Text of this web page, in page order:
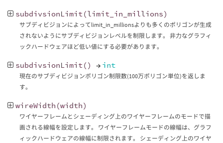
subdivsionLimit (limit_in_millions)
サブディビジョンによってlimit_in_millionsよりも多くのポリゴンが生成
されないようにサブディビジョンレベルを制限します。 非力なグラフィ
ックハードウェアほど低い値にする必要があります。
subdivsionLimit () → int
現在のサブディビジョンポリゴン制限数(100万ポリゴン単位)を返しま
す。
wireWidth (width)
ワイヤーフレームとシェーディング上のワイヤーフレームのモードで描
画される線幅を設定します。 ワイヤーフレームモードの線幅は、グラフ
ィックハードウェアの線幅に制限されます。 シェーディング上のワイヤ